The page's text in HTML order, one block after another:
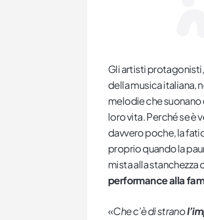
Gli artisti
della musica italiana,
melodie che suonano
loro vita. Perché se è
davvero poche, la
proprio quando la
mista alla stanchezza
performance alla
«Che c’è di strano